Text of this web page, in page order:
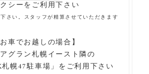
シーをご利用下さい
さい。スタッフが精算させていただきます
お車でお越しの場合】
グラン札幌イースト隣の
札幌47駐車場」をご利用下さい